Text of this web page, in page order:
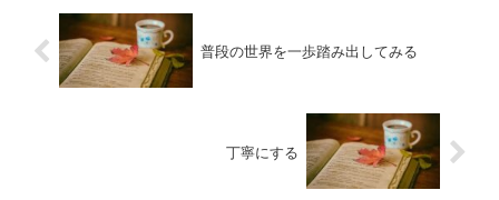
普段の世界を一歩踏み出してみる
丁寧にする